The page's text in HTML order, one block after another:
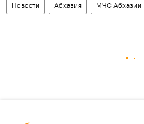
Новости Абхазия МЧС Абхазии